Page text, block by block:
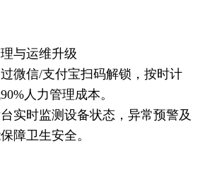
与运维升级
微信/支付宝扫码解锁，按时计
人力管理成本。
实时监测设备状态，异常预警及
障卫生安全。